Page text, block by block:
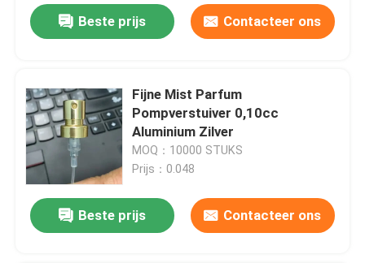
Beste prijs Contacteer ons
Fijne Mist Parfum
Pompverstuiver 0,10cc
Aluminium Zilver
MOQ：10000 STUKS
Prijs：0.048
Beste prijs Contacteer ons